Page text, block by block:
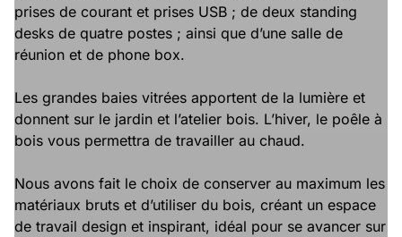
prises de courant et prises USB ; de deux standing
desks de quatre postes ; ainsi que d’une salle de
réunion et de phone box.
Les grandes baies vitrées apportent de la lumière et
donnent sur le jardin et l’atelier bois. L’hiver, le poêle à
bois vous permettra de travailler au chaud.
Nous avons fait le choix de conserver au maximum les
matériaux bruts et d’utiliser du bois, créant un espace
de travail design et inspirant, idéal pour se avancer sur